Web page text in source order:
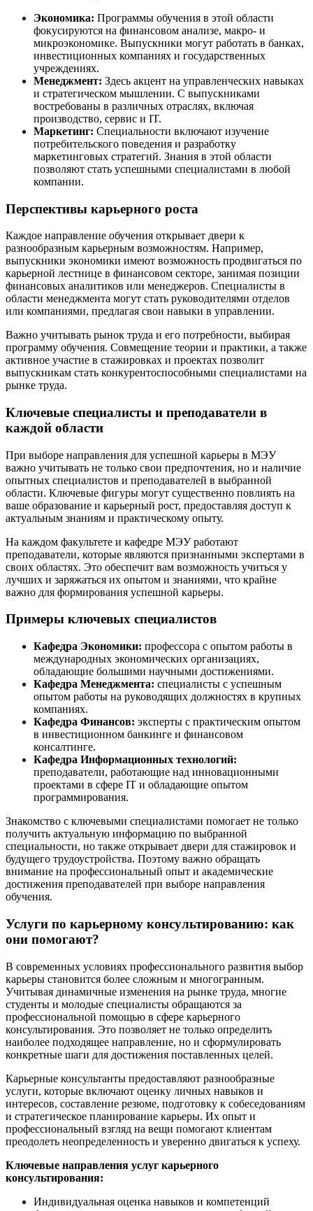
Экономика: Программы обучения в этой области
фокусируются на финансовом анализе, макро- и
микроэкономике. Выпускники могут работать в банках,
инвестиционных компаниях и государственных
учреждениях.
Менеджмент: Здесь акцент на управленческих навыках
и стратегическом мышлении. С выпускниками
востребованы в различных отраслях, включая
производство, сервис и IT.
Маркетинг: Специальности включают изучение
потребительского поведения и разработку
маркетинговых стратегий. Знания в этой области
позволяют стать успешными специалистами в любой
компании.
Перспективы карьерного роста
Каждое направление обучения открывает двери к
разнообразным карьерным возможностям. Например,
выпускники экономики имеют возможность продвигаться по
карьерной лестнице в финансовом секторе, занимая позиции
финансовых аналитиков или менеджеров. Специалисты в
области менеджмента могут стать руководителями отделов
или компаниями, предлагая свои навыки в управлении.
Важно учитывать рынок труда и его потребности, выбирая
программу обучения. Совмещение теории и практики, а также
активное участие в стажировках и проектах позволит
выпускникам стать конкурентоспособными специалистами на
рынке труда.
Ключевые специалисты и преподаватели в
каждой области
При выборе направления для успешной карьеры в МЭУ
важно учитывать не только свои предпочтения, но и наличие
опытных специалистов и преподавателей в выбранной
области. Ключевые фигуры могут существенно повлиять на
ваше образование и карьерный рост, предоставляя доступ к
актуальным знаниям и практическому опыту.
На каждом факультете и кафедре МЭУ работают
преподаватели, которые являются признанными экспертами в
своих областях. Это обеспечит вам возможность учиться у
лучших и заряжаться их опытом и знаниями, что крайне
важно для формирования успешной карьеры.
Примеры ключевых специалистов
Кафедра Экономики: профессора с опытом работы в
международных экономических организациях,
обладающие большими научными достижениями.
Кафедра Менеджмента: специалисты с успешным
опытом работы на руководящих должностях в крупных
компаниях.
Кафедра Финансов: эксперты с практическим опытом
в инвестиционном банкинге и финансовом
консалтинге.
Кафедра Информационных технологий:
преподаватели, работающие над инновационными
проектами в сфере IT и обладающие опытом
программирования.
Знакомство с ключевыми специалистами помогает не только
получить актуальную информацию по выбранной
специальности, но также открывает двери для стажировок и
будущего трудоустройства. Поэтому важно обращать
внимание на профессиональный опыт и академические
достижения преподавателей при выборе направления
обучения.
Услуги по карьерному консультированию: как
они помогают?
В современных условиях профессионального развития выбор
карьеры становится более сложным и многогранным.
Учитывая динамичные изменения на рынке труда, многие
студенты и молодые специалисты обращаются за
профессиональной помощью в сфере карьерного
консультирования. Это позволяет не только определить
наиболее подходящее направление, но и сформулировать
конкретные шаги для достижения поставленных целей.
Карьерные консультанты предоставляют разнообразные
услуги, которые включают оценку личных навыков и
интересов, составление резюме, подготовку к собеседованиям
и стратегическое планирование карьеры. Их опыт и
профессиональный взгляд на вещи помогают клиентам
преодолеть неопределенность и уверенно двигаться к успеху.
Ключевые направления услуг карьерного
консультирования:
Индивидуальная оценка навыков и компетенций